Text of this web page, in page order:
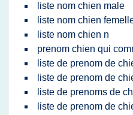
liste nom chien male
liste nom chien
liste nom chien n
prenom chien qui
liste de prenom de
liste de prenom de
liste de prenoms de
liste de prenom de